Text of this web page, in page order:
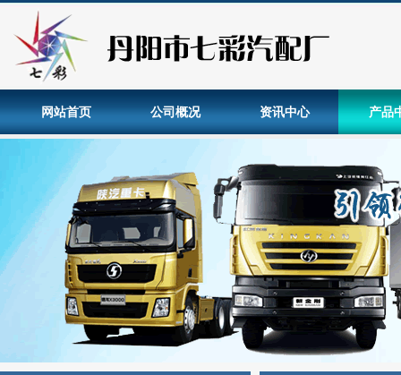
网站首页 公司概况 资讯中心 产品